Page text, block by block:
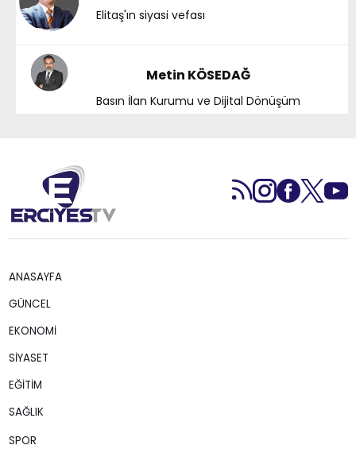
Elitaş'ın siyasi vefası
Metin KÖSEDAĞ
Basın İlan Kurumu ve Dijital Dönüşüm
ANASAYFA
GÜNCEL
EKONOMİ
SİYASET
EĞİTİM
SAĞLIK
SPOR